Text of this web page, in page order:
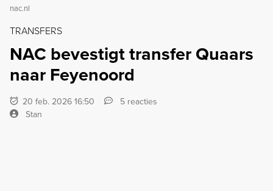
nac.nl
TRANSFERS
NAC bevestigt transfer Quaars
naar Feyenoord
20 feb. 2026 16:50
5 reacties
Stan